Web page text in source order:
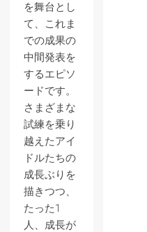
を舞台とし
て、これま
での成果の
中間発表を
するエピソ
ードです。
さまざまな
試練を乗り
越えたアイ
ドルたちの
成長ぶりを
描きつつ、
たった1
人、成長が